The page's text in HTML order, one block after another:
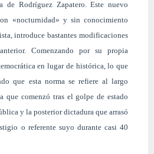
de Rodríguez Zapatero. Este nuevo
«nocturnidad» y sin conocimiento
introduce bastantes modificaciones
Comenzando por su propia
en lugar de histórica, lo que
que esta norma se refiere al largo
que comenzó tras el golpe de estado
y la posterior dictadura que arrasó
o referente suyo durante casi 40